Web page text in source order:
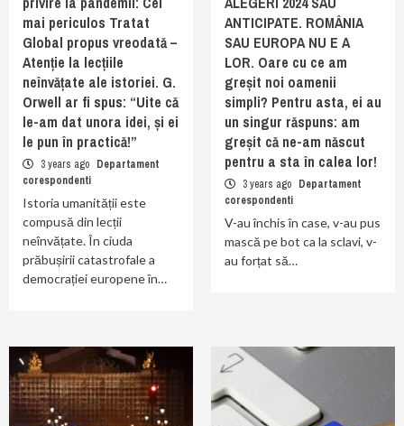
mai periculos Tratat
Global propus vreodată –
Atenție la lecțiile
neînvățate ale istoriei. G.
Orwell ar fi spus: “Uite că
le-am dat unora idei, și ei
le pun în practică!”
3 years ago Departament
corespondenti
Istoria umanității este
compusă din lecții
neînvățate. În ciuda
prăbușirii catastrofale a
democrației europene în…
ANTICIPATE. ROMÂNIA
SAU EUROPA NU E A
LOR. Oare cu ce am
greșit noi oamenii
simpli? Pentru asta, ei au
un singur răspuns: am
greșit că ne-am născut
pentru a sta în calea lor!
3 years ago Departament
corespondenti
V-au închis în case, v-au pus
mască pe bot ca la sclavi, v-
au forțat să…